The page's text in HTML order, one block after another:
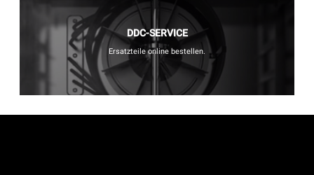
DDC-SERVICE
Ersatzteile online bestellen.